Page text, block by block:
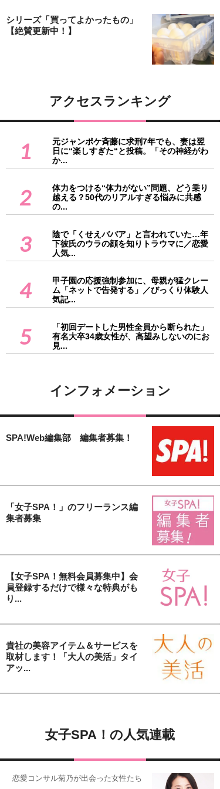
シリーズ「買ってよかったもの」
【絶賛更新中！】
アクセスランキング
1
元ジャンポケ斉藤に求刑7年でも、妻は翌
日に“楽しすぎた“と投稿。「その神経がわ
か...
2
体力をつける“体力がない”問題、どう乗り
越える？50代のリアルすぎる悩みに共感
の...
3
陰で「くせえババア」と言われていた…年
下彼氏のウラの顔を知りトラウマに／恋愛
人気...
4
甲子園の応援強制参加に、母親が猛クレー
ム「ネットで告発する」／びっくり体験人
気記...
5
「初回デートした男性全員から断られた」
有名大卒34歳女性が、高望みしないのにお
見...
インフォメーション
SPA!Web編集部 編集者募集！
「女子SPA！」のフリーランス編
集者募集
【女子SPA！無料会員募集中】会
員登録するだけで様々な特典がも
り...
貴社の美容アイテム＆サービスを
取材します！「大人の美活」タイ
アッ...
女子SPA！の人気連載
恋愛コンサル菊乃が出会った女性たち